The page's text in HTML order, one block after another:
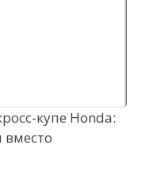
купе Honda: